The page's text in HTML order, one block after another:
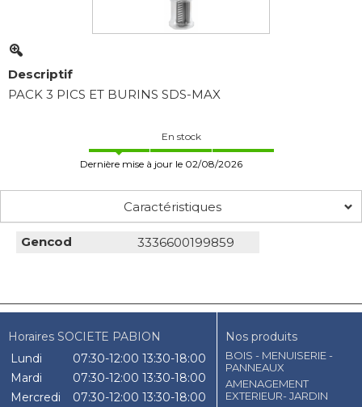
Descriptif
PACK 3 PICS ET BURINS SDS-MAX
En stock
Dernière mise à jour le 02/08/2026
Caractéristiques
Gencod 3336600199859
Horaires SOCIETE PABION
Lundi
07:30-12:00 13:30-18:00
Mardi
07:30-12:00 13:30-18:00
Mercredi
07:30-12:00 13:30-18:00
Nos produits
BOIS - MENUISERIE -
PANNEAUX
AMENAGEMENT
EXTERIEUR- JARDIN